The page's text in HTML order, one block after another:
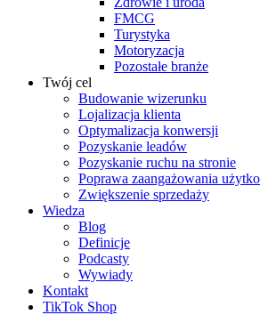
FMCG
Turystyka
Motoryzacja
Pozostałe branże
Twój cel
Budowanie wizerunku
Lojalizacja klienta
Optymalizacja konwersji
Pozyskanie leadów
Pozyskanie ruchu na stronie
Poprawa zaangażowania
Zwiększenie sprzedaży
Wiedza
Blog
Definicje
Podcasty
Wywiady
Kontakt
TikTok Shop